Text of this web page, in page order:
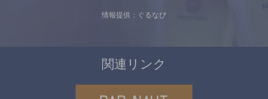
情報提供：ぐるなび
関連リンク